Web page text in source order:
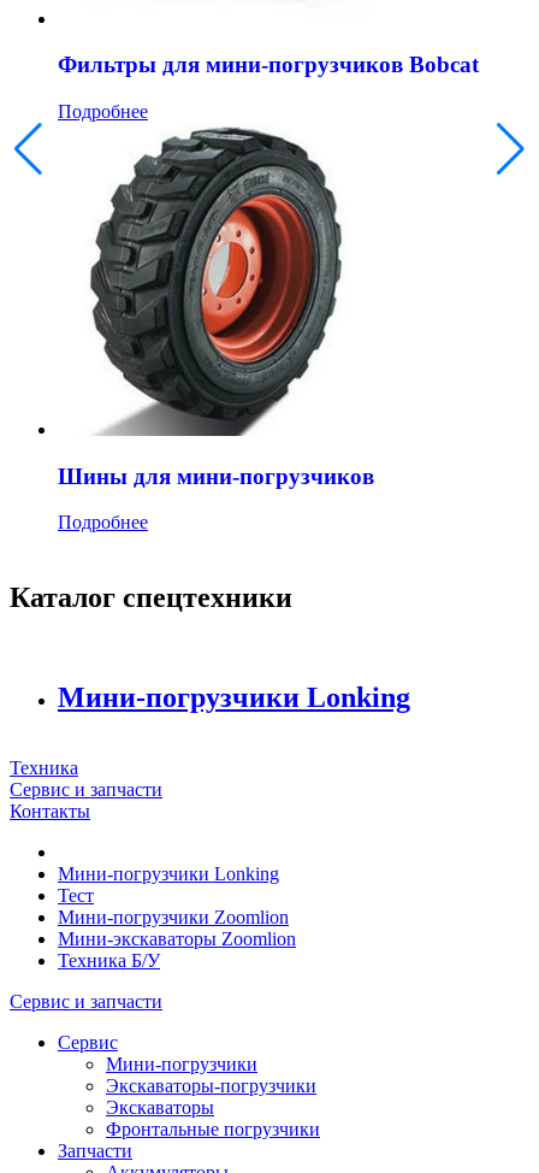
Фильтры для мини-погрузчиков Bobcat
Подробнее
Шины для мини-погрузчиков
Подробнее
Каталог спецтехники
Мини-погрузчики Lonking
Техника
Сервис и запчасти
Контакты
Мини-погрузчики Lonking
Тест
Мини-погрузчики Zoomlion
Мини-экскаваторы Zoomlion
Техника Б/У
Сервис и запчасти
Сервис
Мини-погрузчики
Экскаваторы-погрузчики
Экскаваторы
Фронтальные погрузчики
Запчасти